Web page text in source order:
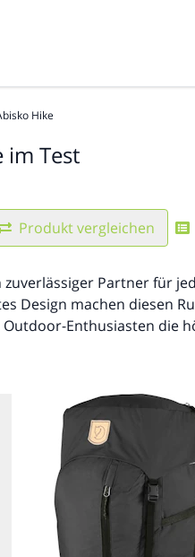
Hike
im Test
Produkt vergleichen
zuverlässiger Partner für
Design machen diesen
Enthusiasten die